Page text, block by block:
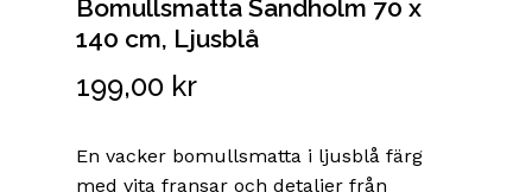
Bomullsmatta Sandholm 70 x
140 cm, Ljusblå
199,00 kr
En vacker bomullsmatta i ljusblå färg
med vita fransar och detaljer från